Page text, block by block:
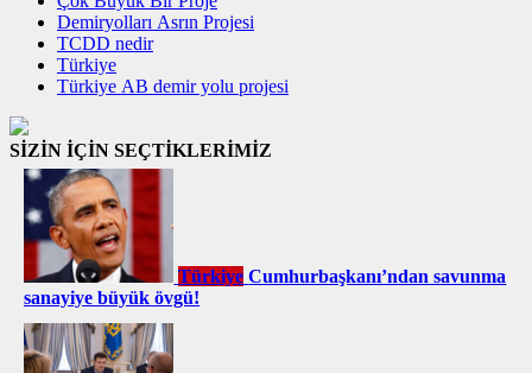
Demiryolları Asrın Projesi
TCDD nedir
Türkiye
Türkiye AB demir yolu projesi
SİZİN İÇİN SEÇTİKLERİMİZ
Türkiye Cumhurbaşkanı’ndan savunma
sanayiye büyük övgü!